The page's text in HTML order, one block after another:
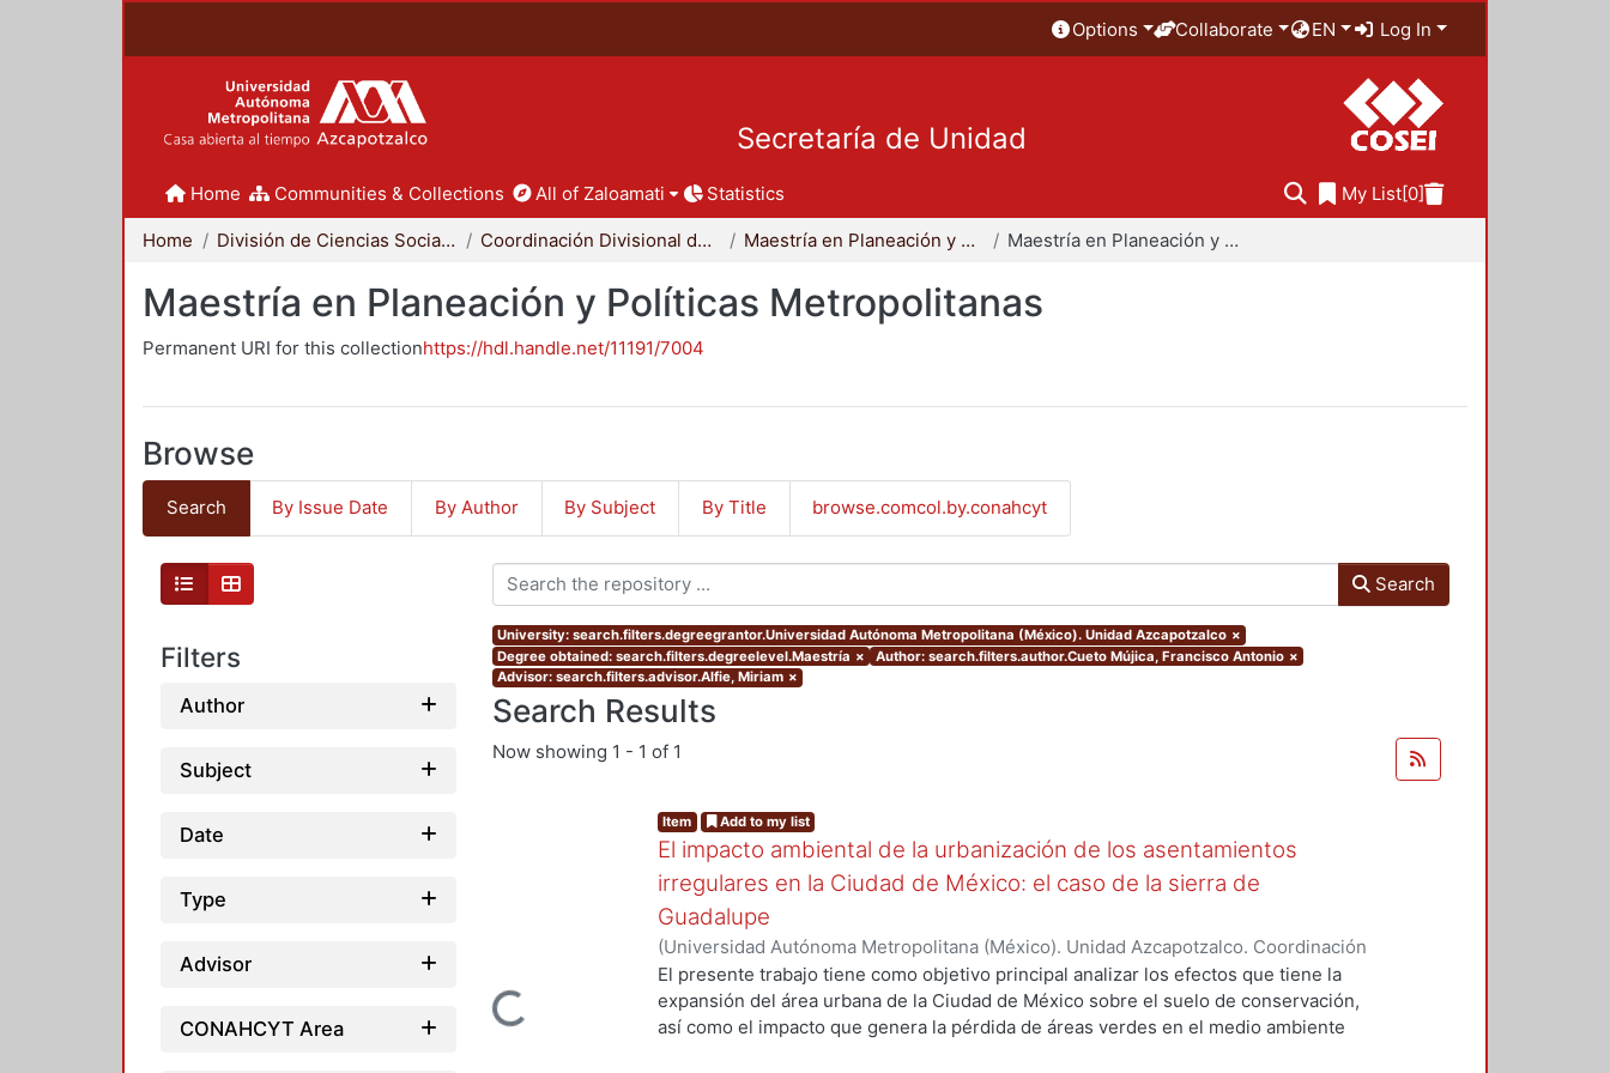
Options Collaborate EN Log In
Secretaría de Unidad
Home Communities & Collections All of Zaloamati Statistics My List[0]
Home División de Ciencias Sociales y Humanidades Coordinación Divisional de Posgrado Maestría en Planeación y Políticas Metropolitanas Maestría en Planeación y Políticas Metropolitanas
Maestría en Planeación y Políticas Metropolitanas
Permanent URI for this collectionhttps://hdl.handle.net/11191/7004
Browse
Search By Issue Date By Author By Subject By Title browse.comcol.by.conahcyt
Filters
Author
Subject
Date
Type
Advisor
CONAHCYT Area
Search
University: search.filters.degreegrantor.Universidad Autónoma Metropolitana (México). Unidad Azcapotzalco ×
Degree obtained: search.filters.degreelevel.Maestría × Author: search.filters.author.Cueto Mújica, Francisco Antonio ×
Advisor: search.filters.advisor.Alfie, Miriam ×
Search Results
Now showing 1 - 1 of 1
Loading...
Item Add to my list
El impacto ambiental de la urbanización de los asentamientos
irregulares en la Ciudad de México: el caso de la sierra de
Guadalupe
(Universidad Autónoma Metropolitana (México). Unidad Azcapotzalco. Coordinación
de Servicios de Información.,2007-07) Cueto Mújica, Francisco Antonio
El presente trabajo tiene como objetivo principal analizar los efectos que tiene la
expansión del área urbana de la Ciudad de México sobre el suelo de conservación,
así como el impacto que genera la pérdida de áreas verdes en el medio ambiente